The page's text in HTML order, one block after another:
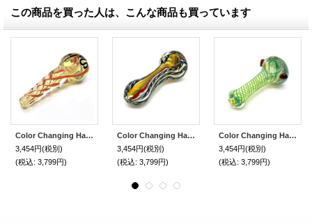
この商品を買った人は、こんな商品も買っています
Color Changing Hand Glass Pipe ガラスパイプ
3,454円(税別)
(税込: 3,799円)
Color Changing Hand Glass Pipe ガラスパイプ
3,454円(税別)
(税込: 3,799円)
Color Changing Hand Glass Pipe ガラスパイプ
3,454円(税別)
(税込: 3,799円)